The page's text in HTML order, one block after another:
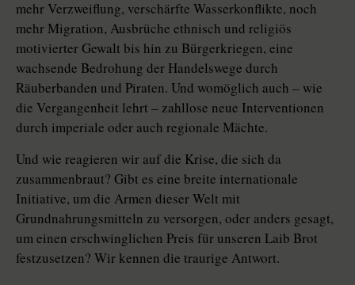
mehr Verzweiflung, verschärfte Wasserkonflikte, noch
mehr Migration, Ausbrüche ethnisch und religiös
motivierter Gewalt bis hin zu Bürgerkriegen, eine
wachsende Bedrohung der Handelswege durch
Räuberbanden und Piraten. Und womöglich auch – wie
die Vergangenheit lehrt – zahllose neue Interventionen
durch imperiale oder auch regionale Mächte.
Und wie reagieren wir auf die Krise, die sich da
zusammenbraut? Gibt es eine breite internationale
Initiative, um die Armen dieser Welt mit
Grundnahrungsmitteln zu versorgen, oder anders gesagt,
um einen erschwinglichen Preis für unseren Laib Brot
festzusetzen? Wir kennen die traurige Antwort.